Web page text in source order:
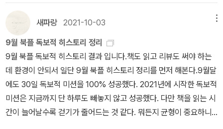
모리코네가 담당했지요. 롤리타의 서류상 이름은 ‘돌로레스(Dolore
s)’인데 라틴어 및 스페인어로 ‘고통’이라는 뜻을 갖고 있습니다. 아무
래도 나보코프가 의도적으로 사용한 이름이라고 볼 수 있지요. 그리
고 이 작품이 강렬했는지 움베르토 에코가 패러디해 <그라니타 Gra
nita>라는 단편을 쓴 적이 있습니다. 이 작품에서는 16세 소년 움베
르토 움베르토가 할머니에게 반합니다. 3. 다음 제시어의 공통점을
서술하시오.스투루가츠키 형제 / 애거서 크리스티 / G. K. 체스터
튼 / 로버트 A. 하인라인 / 이언 매큐언 / 파트릭 모디아노 정답: 요
스탠드 켜면 책 2장 못 읽고 잠으로 떨어지거든요~ 독서가 문제일까
요, 조도가 낮아진게 문제일까요?ㅎㅎㅎㅎㅎ그리고 저 요즘 책을 하
나를 못 끝내고 자꾸 새로운 책을 시작하는 거 아주 거슬려요. 새로운
거 좋아하는 성격인 건 알겠는데 진득허니 다 읽어내는게 없네용?요
즘 제가 집적거리는 책들-오래된 순으로나는 고백한다3제2의 성약
속대머리 여가수시선으로부터(11월 독서모임 선정작)목로주점(12월
독서모임 선정작)-학교에서는-웃는 남자안나카레니나2p.s 함께 읽
는 책 <침묵의 봄>은 일단 읽을 분량 다 읽고 대충 메모해놓고 대기
중!ㅋㅋㅋㅋㅋㅋ
새파랑 2021-10-03
9월 북플 독보적 히스토리 정리
9월 북플 독보적 히스토리 결과 입니다.책도 읽고 리뷰도 써야 하는
데 환경이 안되서 일단 9월 북플 히스토리 정리를 먼저 해본다.9월달
에도 30일 독보적 미션을 100% 성공했다. 2021년에 시작한 독보적
미션은 지금까지 단 하루도 빼놓지 않고 성공했다. 다만 책을 읽는 시
간이 늘어날수록 걷기가 줄어드는 것 같다. 뭐든지 균형이 중요하니